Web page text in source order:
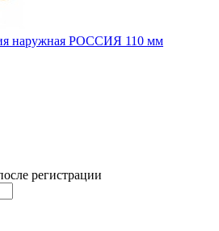
наружная РОССИЯ 110 мм
регистрации